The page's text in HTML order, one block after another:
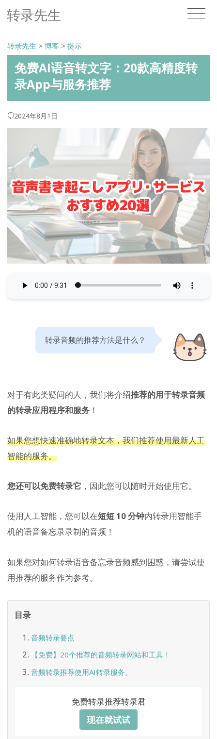
转录先生
转录先生 > 博客 > 提示
免费AI语音转文字：20款高精度转
录App与服务推荐
2024年8月1日
转录音频的推荐方法是什么？
对于有此类疑问的人，我们将介绍推荐的用于转录音频
的转录应用程序和服务 ！
如果您想快速准确地转录文本，我们推荐使用最新人工
智能的服务。
您还可以免费转录它 ，因此您可以随时开始使用它。
使用人工智能，您可以在短短 10 分钟内转录用智能手
机的语音备忘录录制的音频！
如果您对如何转录语音备忘录音频感到困惑，请尝试使
用推荐的服务作为参考。
目录
音频转录要点
【免费】20个推荐的音频转录网站和工具！
音频转录推荐使用AI转录服务。
免费转录推荐转录君
现在就试试